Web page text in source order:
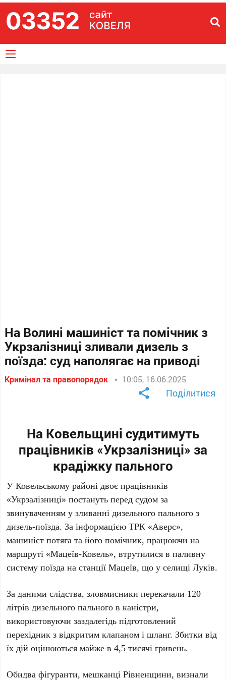
На Волині машиніст та помічник з
Укрзалізниці зливали дизель з
поїзда: суд наполягає на приводі
Кримінал та правопорядок 10:05, 16.06.2025
Поділитися
На Ковельщині судитимуть
працівників «Укрзалізниці» за
крадіжку пального
У Ковельському районі двоє працівників
«Укрзалізниці» постануть перед судом за
звинуваченням у зливанні дизельного пального з
дизель-поїзда. За інформацією ТРК «Аверс»,
машиніст потяга та його помічник, працюючи на
маршруті «Мацеїв-Ковель», втрутилися в паливну
систему поїзда на станції Мацеїв, що у селищі Луків.
За даними слідства, зловмисники перекачали 120
літрів дизельного пального в каністри,
використовуючи заздалегідь підготовлений
перехідник з відкритим клапаном і шланг. Збитки від
їх дій оцінюються майже в 4,5 тисячі гривень.
Обидва фігуранти, мешканці Рівненщини, визнали